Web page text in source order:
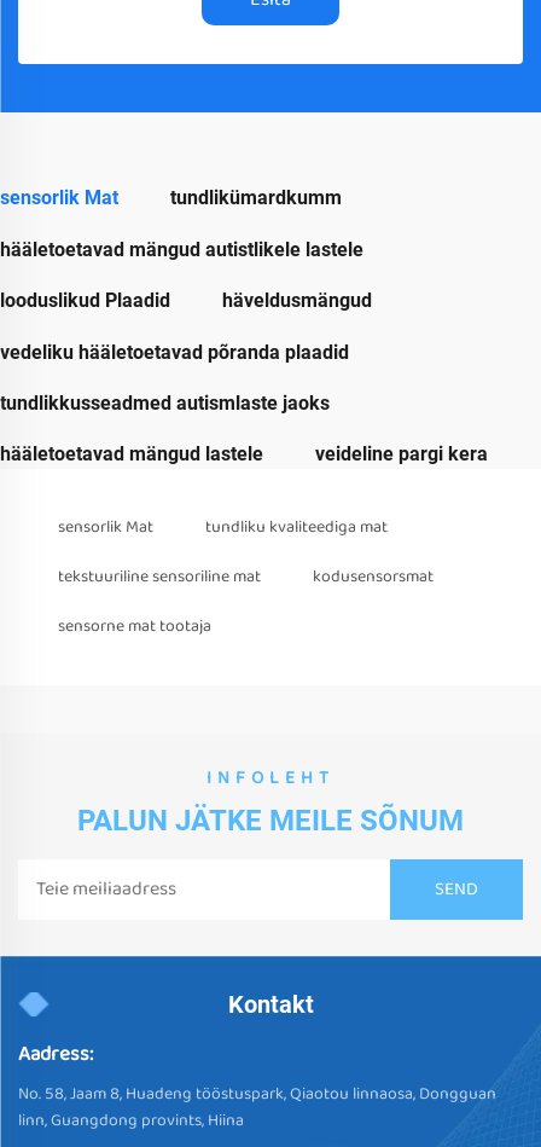
sensorlik Mat tundlikümardkumm
hääletoetavad mängud autistlikele lastele
looduslikud Plaadid häveldusmängud
vedeliku hääletoetavad põranda plaadid
tundlikkusseadmed autismlaste jaoks
hääletoetavad mängud lastele veideline pargi kera
sensorlik Mat
tundliku kvaliteediga mat
tekstuuriline sensoriline mat
kodusensorsmat
sensorne mat tootaja
INFOLEHT
PALUN JÄTKE MEILE SÕNUM
Kontakt
Aadress:
No. 58, Jaam 8, Huadeng tööstuspark, Qiaotou linnaosa, Dongguan
linn, Guangdong provints, Hiina